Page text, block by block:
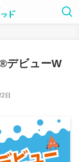
デビューW
日